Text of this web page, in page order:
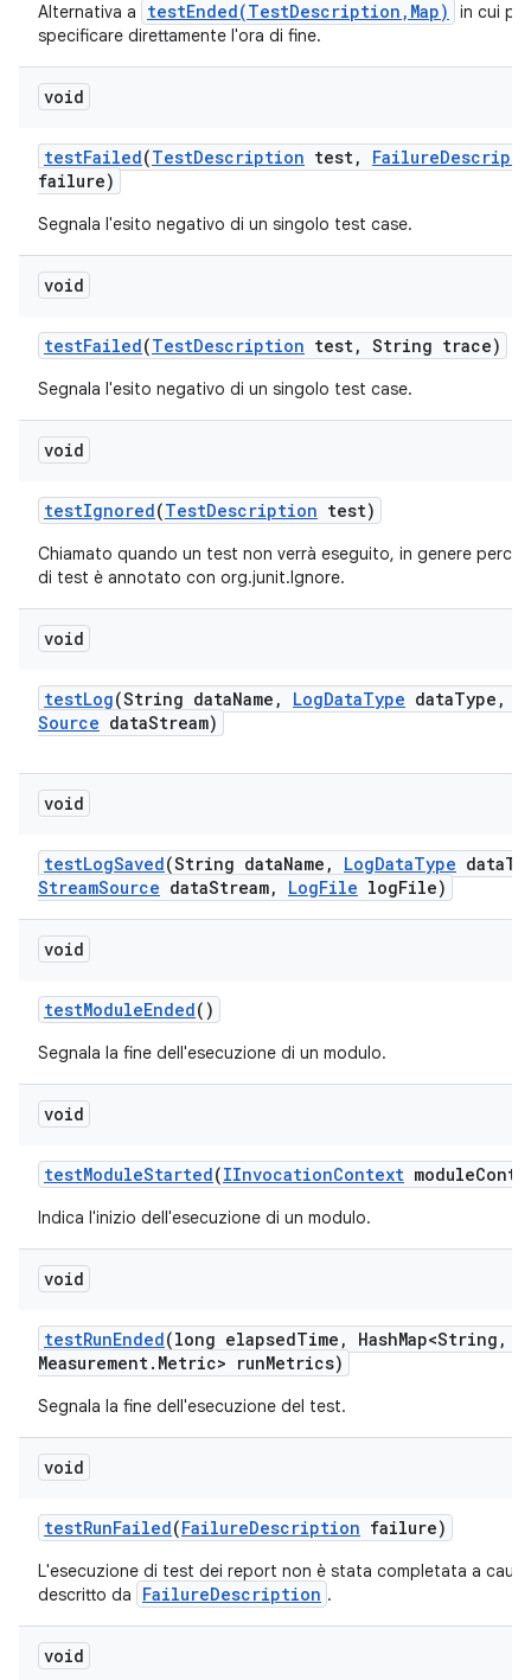
Alternativa a testEnded(TestDescription,Map)
in cui
specificare direttamente l'ora di fine.
void
testFailed(TestDescription test, Failure
failure)
Segnala l'esito negativo di un singolo test case.
void
testFailed(TestDescription test, String trace)
Segnala l'esito negativo di un singolo test case.
void
testIgnored(TestDescription test)
Chiamato quando un test non verrà eseguito, in genere
di test è annotato con org.junit.Ignore.
void
testLog(String dataName , LogDataType dataType ,
Source dataStream)
void
testLogSaved(String dataName , LogDataType data
StreamSource dataStream, LogFile logFile)
void
testModuleEnded()
Segnala la fine dell'esecuzione di un modulo.
void
testModuleStarted(IInvocationContext module
Indica l'inizio dell'esecuzione di un modulo.
void
testRunEnded(long elapsedTime , HashMap<String ,
Measurement. Metric> runMetrics)
Segnala la fine dell'esecuzione del test.
void
testRunFailed(FailureDescription failure)
L'esecuzione di test dei report non è stata completata a
descritto da
FailureDescription .
void